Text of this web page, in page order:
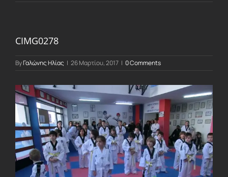
CIMG0278
ByΓαλώνης Ηλίας | 26 Μαρτίου, 2017 | 0 Comments